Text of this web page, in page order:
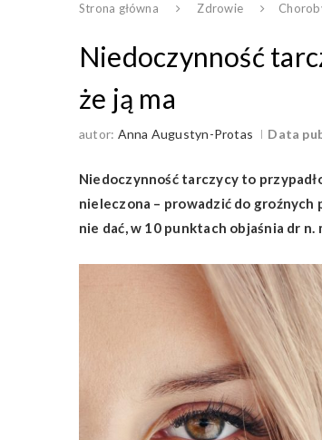
Strona główna Zdrowie
Niedoczynność
że ją ma
autor: Anna Augustyn-Protas Data
Niedoczynność tarczycy to
nieleczona – prowadzić do groźnych
nie dać, w 10 punktach objaśnia dr